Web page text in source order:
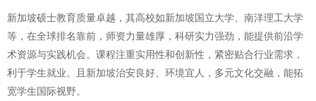
新加坡硕士教育质量卓越，其高校如新加坡国立大学、南洋理工大学
等，在全球排名靠前，师资力量雄厚，科研实力强劲，能提供前沿学
术资源与实践机会。课程注重实用性和创新性，紧密贴合行业需求，
利于学生就业。且新加坡治安良好、环境宜人，多元文化交融，能拓
宽学生国际视野。